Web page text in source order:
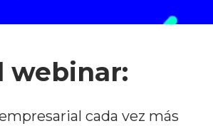
webinar:
cada vez más